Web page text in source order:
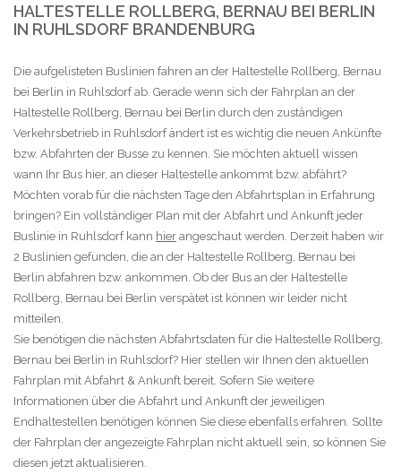
HALTESTELLE ROLLBERG, BERNAU BEI BERLIN
IN RUHLSDORF BRANDENBURG
Die aufgelisteten Buslinien fahren an der Haltestelle Rollberg, Bernau
bei Berlin in Ruhlsdorf ab. Gerade wenn sich der Fahrplan an der
Haltestelle Rollberg, Bernau bei Berlin durch den zuständigen
Verkehrsbetrieb in Ruhlsdorf ändert ist es wichtig die neuen Ankünfte
bzw. Abfahrten der Busse zu kennen. Sie möchten aktuell wissen
wann Ihr Bus hier, an dieser Haltestelle ankommt bzw. abfährt?
Möchten vorab für die nächsten Tage den Abfahrtsplan in Erfahrung
bringen? Ein vollständiger Plan mit der Abfahrt und Ankunft jeder
Buslinie in Ruhlsdorf kann hier angeschaut werden. Derzeit haben wir
2 Buslinien gefunden, die an der Haltestelle Rollberg, Bernau bei
Berlin abfahren bzw. ankommen. Ob der Bus an der Haltestelle
Rollberg, Bernau bei Berlin verspätet ist können wir leider nicht
mitteilen.
Sie benötigen die nächsten Abfahrtsdaten für die Haltestelle Rollberg,
Bernau bei Berlin in Ruhlsdorf? Hier stellen wir Ihnen den aktuellen
Fahrplan mit Abfahrt & Ankunft bereit. Sofern Sie weitere
Informationen über die Abfahrt und Ankunft der jeweiligen
Endhaltestellen benötigen können Sie diese ebenfalls erfahren. Sollte
der Fahrplan der angezeigte Fahrplan nicht aktuell sein, so können Sie
diesen jetzt aktualisieren.